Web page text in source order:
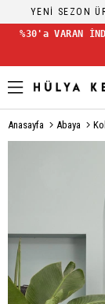
YENİ SEZON
%30'a VARAN
Anasayfa Abaya